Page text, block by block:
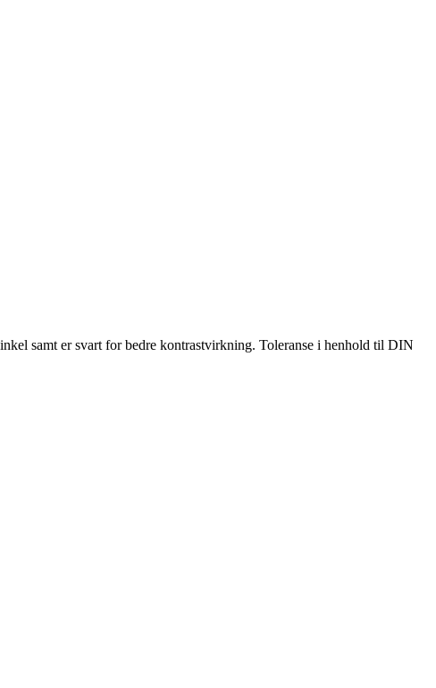
samt er svart for bedre kontrastvirkning. Toleranse i henhold til DIN